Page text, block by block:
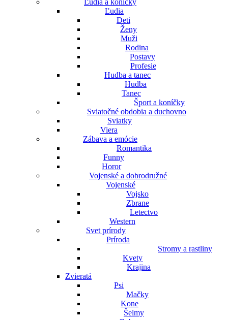
Ľudia a koníčky
Ľudia
Deti
Ženy
Muži
Rodina
Postavy
Profesie
Hudba a tanec
Hudba
Tanec
Šport a koníčky
Sviatočné obdobia a duchovno
Sviatky
Viera
Zábava a emócie
Romantika
Funny
Horor
Vojenské a dobrodružné
Vojenské
Vojsko
Zbrane
Letectvo
Western
Svet prírody
Príroda
Stromy a rastliny
Kvety
Krajina
Zvieratá
Psi
Mačky
Kone
Šelmy